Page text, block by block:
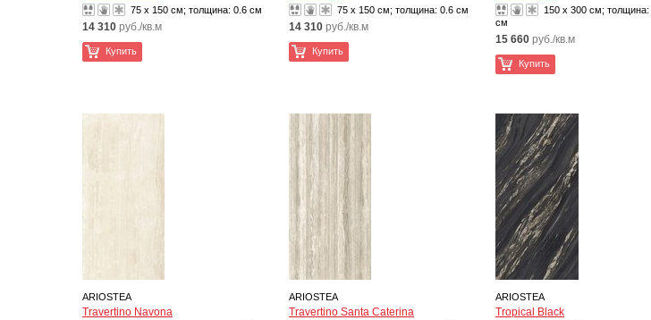
75 x 150 см; толщина: 0.6 см
14 310 руб./кв.м
Купить
75 x 150 см; толщина: 0.6 см
14 310 руб./кв.м
Купить
150 x 300 см; толщина:
см
15 660 руб./кв.м
Купить
ARIOSTEA
Travertino Navona
ARIOSTEA
Travertino Santa Caterina
ARIOSTEA
Tropical Black